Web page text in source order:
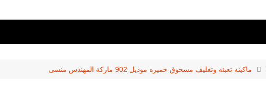
ماكينه تعبئه وتغليف مسحوق خميره موديل 902 ماركة المهندس منسى